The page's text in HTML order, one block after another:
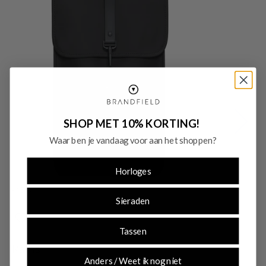
-45%
SALE10
Rains
SHOP MET 10% KORTING!
Waar ben je vandaag voor aan het shoppen?
Horloges
Sieraden
Tassen
Anders / Weet ik nog niet